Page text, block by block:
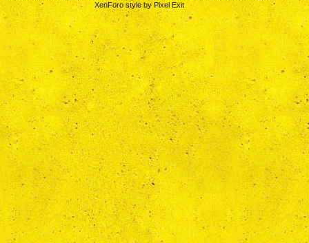
XenForo style by Pixel Exit